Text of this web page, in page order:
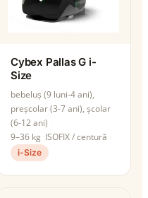
Cybex Pallas G i-
Size
bebeluș (9 luni-4 ani),
preșcolar (3-7 ani), școlar
(6-12 ani)
9–36 kg ISOFIX / centură
i-Size